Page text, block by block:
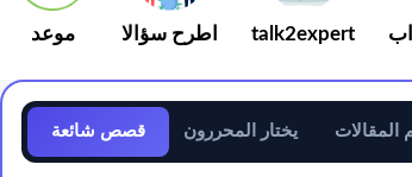
موعد اطرح سؤالا talk2expert
قصص شائعة يختار المحررون المقالات